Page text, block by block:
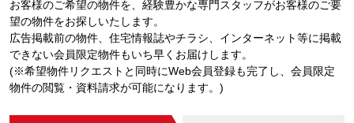
お客様のご希望の物件を、経験豊かな専門スタッフがお客様のご要
望の物件をお探しいたします。
広告掲載前の物件、住宅情報誌やチラシ、インターネット等に掲載
できない会員限定物件もいち早くお届けします。
(※希望物件リクエストと同時にWeb会員登録も完了し、会員限定
物件の閲覧・資料請求が可能になります。)